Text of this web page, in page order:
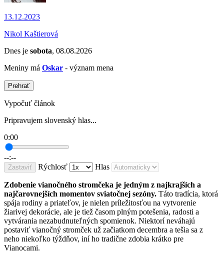
13.12.2023
Nikol Kaštierová
Dnes je sobota, 08.08.2026
Meniny má Oskar - význam mena
Prehrať
Vypočuť článok
Pripravujem slovenský hlas...
0:00
--:--
Zastaviť Rýchlosť Hlas
Zdobenie vianočného stromčeka je jedným z najkrajších a
najčarovnejších momentov sviatočnej sezóny. Táto tradícia, ktorá
spája rodiny a priateľov, je nielen príležitosťou na vytvorenie
žiarivej dekorácie, ale je tiež časom plným potešenia, radosti a
vytvárania nezabudnuteľných spomienok. Niektorí neváhajú
postaviť vianočný stromček už začiatkom decembra a tešia sa z
neho niekoľko týždňov, iní ho tradične zdobia krátko pre
Vianocami.